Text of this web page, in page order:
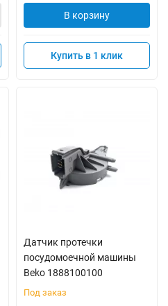
В корзину
Купить в 1 клик
Датчик протечки
посудомоечной машины
Beko 1888100100
Под заказ